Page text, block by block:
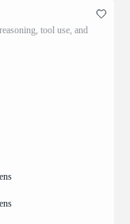
tool use, and